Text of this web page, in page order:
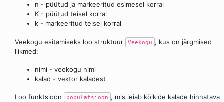
n - püütud ja markeeritud esimesel korral
K - püütud teisel korral
k - markeeritud teisel korral
Veekogu esitamiseks loo struktuur Veekogu , kus on järgmised
liikmed:
nimi - veekogu nimi
kalad - vektor kaladest
Loo funktsioon populatsioon , mis leiab kõikide kalade hinnatava